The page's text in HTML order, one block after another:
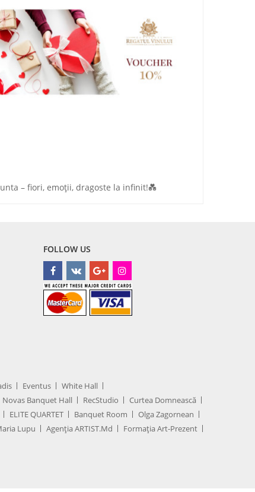
– fiori, emoții, dragoste la infinit!💑
FOLLOW US
Eventus
White Hall
Novas Banquet Hall RecStudio
Curtea Domnească
ELITE QUARTET Banquet Room
Olga Zagornean
Lupu Agenţia ARTIST.md
Formația Art-Prezent